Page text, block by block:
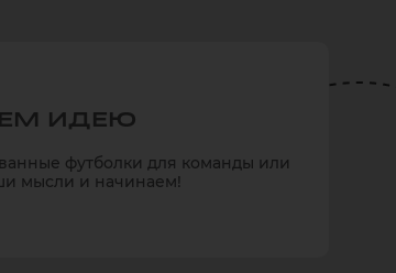
ИДЕЮ
футболки для команды или
мысли и начинаем!